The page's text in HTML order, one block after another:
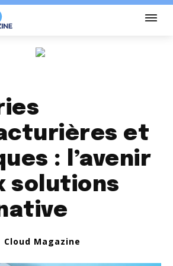
et
: l’avenir
solutions
Cloud Magazine